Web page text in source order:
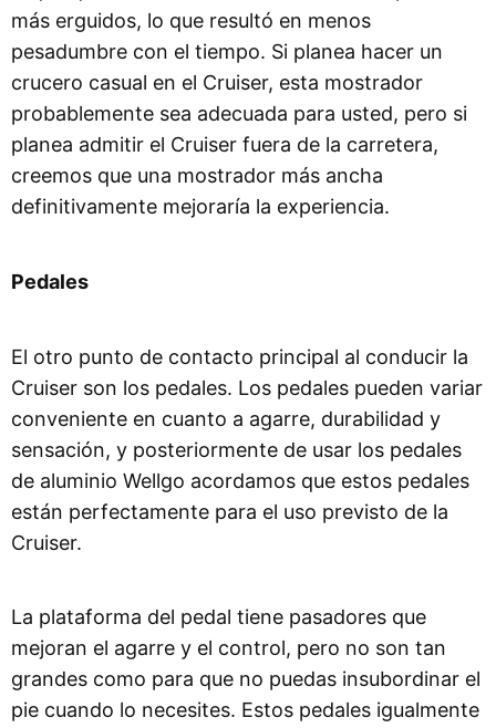
más erguidos, lo que resultó en menos
pesadumbre con el tiempo. Si planea hacer un
crucero casual en el Cruiser, esta mostrador
probablemente sea adecuada para usted, pero si
planea admitir el Cruiser fuera de la carretera,
creemos que una mostrador más ancha
definitivamente mejoraría la experiencia.
Pedales
El otro punto de contacto principal al conducir la
Cruiser son los pedales. Los pedales pueden variar
conveniente en cuanto a agarre, durabilidad y
sensación, y posteriormente de usar los pedales
de aluminio Wellgo acordamos que estos pedales
están perfectamente para el uso previsto de la
Cruiser.
La plataforma del pedal tiene pasadores que
mejoran el agarre y el control, pero no son tan
grandes como para que no puedas insubordinar el
pie cuando lo necesites. Estos pedales igualmente